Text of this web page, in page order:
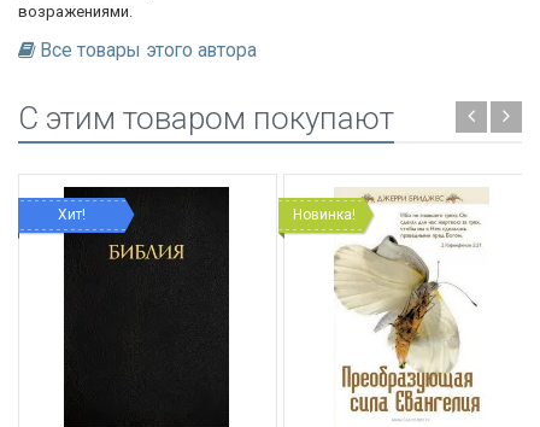
возражениями.
Все товары этого автора
C этим товаром покупают
Хит! Новинка!